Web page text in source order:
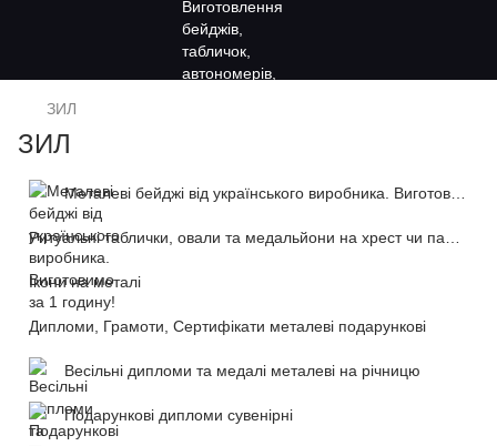
ЗИЛ
ЗИЛ
Ікони на металі
Дипломи, Грамоти, Сертифікати металеві подарункові
Весільні дипломи та медалі металеві на річницю
Подарункові дипломи сувенірні